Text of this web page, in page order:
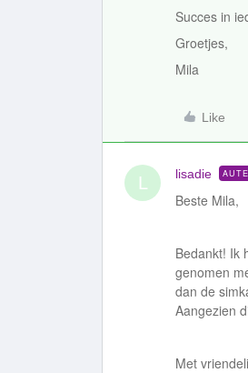
Succes in
Groetjes,
Mila
Like
L lisadie
Beste Mila,
Bedankt! Ik
genomen
dan de
Aangezien
Met